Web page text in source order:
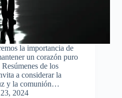
la importancia de
un corazón puro
de los
a considerar la
y la comunión…
2024